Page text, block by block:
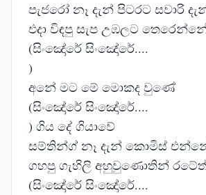
පැජරෝ නෑ දැන් පිටරට සවාරි
එදා විඳපු සැප උඹලට
(සිංඤෝරේ සිංඤෝරේ....
)
අනේ මට මේ මොකද වුණේ
(සිංඤෝරේ සිංඤෝරේ....
) ගිය දේ ගියාවේ
සම්තින්ග් නෑ දැන් කොමිස්
ගහපු ගැහිලි අහුවුණොතින්
(සිංඤෝරේ සිංඤෝරේ....